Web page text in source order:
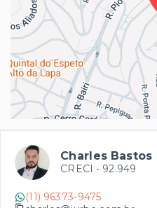
Charles Bastos
CRECI - 92.949
(11) 96373-9475